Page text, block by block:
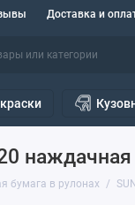
Доставка и
бумага в рулонах